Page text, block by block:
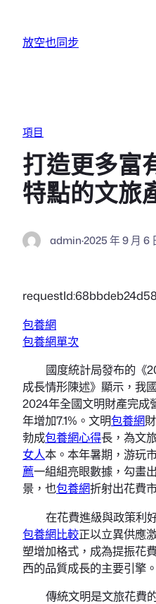
放空也同步
項目
打造更多富
特點的文旅
admin·2025 年 9 月 6
包養網
包養網單次
國度統計局發布的《
成長情形陳述》顯示，我
2024年全國文明財產完成
年增加7.1%。文明包養網
勃成包養網心得長，為文
女人本。本年暑期，游玩
薦一組組亮眼數據，勾畫
景，也包養網折射出花費
在花費進級與政策利
包養網比較正以立異供應
塑增加格式，成為提振花
西的品質成長的主要引擎。
傳統文明是文旅花費